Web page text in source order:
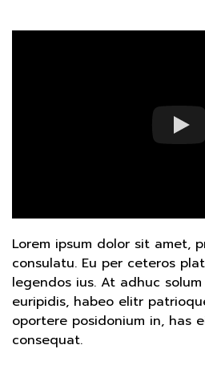
Lorem ipsum dolor sit amet,
consulatu. Eu per ceteros
legendos ius. At adhuc
euripidis, habeo elitr
oportere posidonium in, has
consequat.